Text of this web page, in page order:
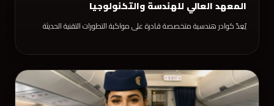
المعهد العالي للهندسة والتكنولوجيا
يُعِدّ كوادر هندسية متخصصة قادرة على مواكبة التطورات التقنية الحديثة